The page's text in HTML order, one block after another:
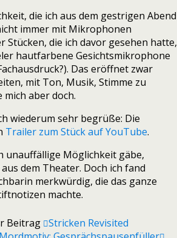
die ich aus dem gestrigen Abend
immer mit Mikrophonen
Stücken, die ich davor gesehen hatte,
hautfarbene Gesichtsmikrophone
Das eröffnet zwar
mit Ton, Musik, Stimme zu
aber doch.
wiederum sehr begrüße: Die
Trailer zum Stück auf YouTube.
unauffällige Möglichkeit gäbe,
dem Theater. Doch ich fand
merkwürdig, die das ganze
machte.
Beitrag Stricken Revisited